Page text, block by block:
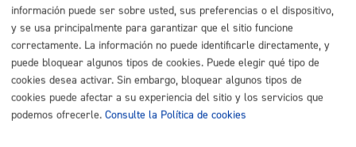
Comisión:Comisión de Hacienda
Documentos
39.- 757.-
EHBildu_AP_URA_eranskina_eu_SIN.pdf
39.- 757.-EHBildu_AP_URA_eranskina_SIN.pdf
información puede ser sobre usted, sus preferencias o el dispositivo,
y se usa principalmente para garantizar que el sitio funcione
correctamente. La información no puede identificarle directamente, y
puede bloquear algunos tipos de cookies. Puede elegir qué tipo de
cookies desea activar. Sin embargo, bloquear algunos tipos de
cookies puede afectar a su experiencia del sitio y los servicios que
podemos ofrecerle. Consulte la Política de cookies